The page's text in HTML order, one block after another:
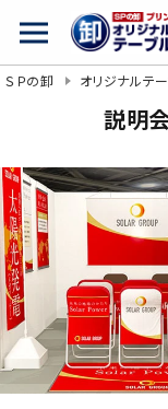
ＳＰの卸 オリジナルテ
説明